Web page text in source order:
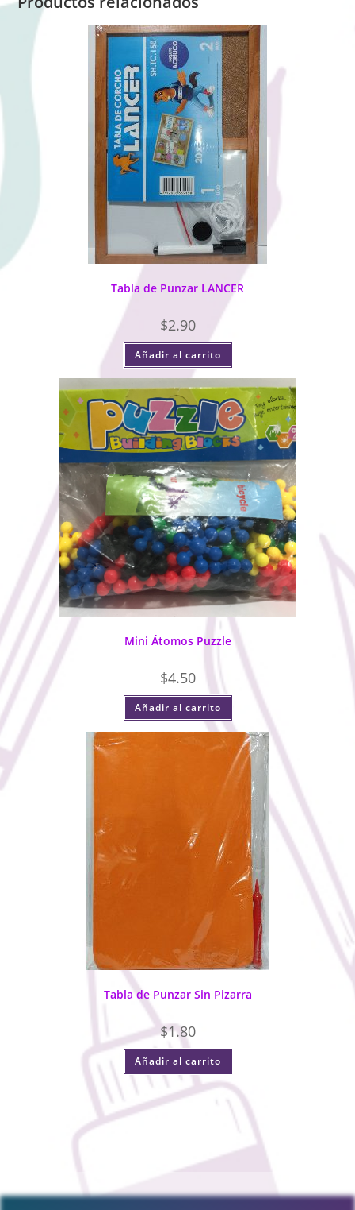
Tabla de Punzar LANCER
$2.90
Añadir al carrito
Mini Átomos Puzzle
$4.50
Añadir al carrito
Tabla de Punzar Sin Pizarra
$1.80
Añadir al carrito